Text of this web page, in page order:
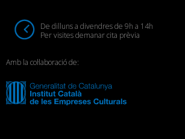
De dilluns a divendres de 9h a 14h
Per visites demanar cita prèvia
Amb la col·laboració de: